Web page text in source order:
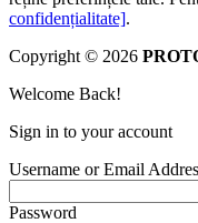
confidențialitate].
Copyright © 2026
Welcome Back!
Sign in to your account
Username or Email
Password